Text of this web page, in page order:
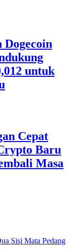
Dogecoin
untuk
Cepat
Baru
Masa
Sisi Mata Pedang